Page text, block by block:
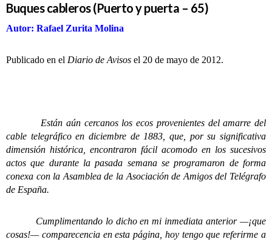
Buques cableros (Puerto y puerta – 65)
Autor: Rafael Zurita Molina
Publicado en el Diario de Avisos el 20 de mayo de 2012.
Están aún cercanos los ecos provenientes del amarre del
cable telegráfico en diciembre de 1883, que, por su significativa
dimensión histórica, encontraron fácil acomodo en los sucesivos
actos que durante la pasada semana se programaron de forma
conexa con la Asamblea de la Asociación de Amigos del Telégrafo
de España.
Cumplimentando lo dicho en mi inmediata anterior —¡que
cosas!— comparecencia en esta página, hoy tengo que referirme a